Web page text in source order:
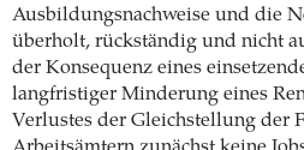
Ausbildungsnachweise und die
überholt, rückständig und nicht
der Konsequenz eines
langfristiger Minderung eines
Verlustes der Gleichstellung der